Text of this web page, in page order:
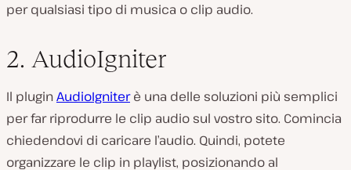
per qualsiasi tipo di musica o clip audio.
2. AudioIgniter
Il pluginAudioIgniterè una delle soluzioni più semplici
per far riprodurre le clip audio sul vostro sito. Comincia
chiedendovi di caricare l’audio. Quindi, potete
organizzare le clip in playlist, posizionando al